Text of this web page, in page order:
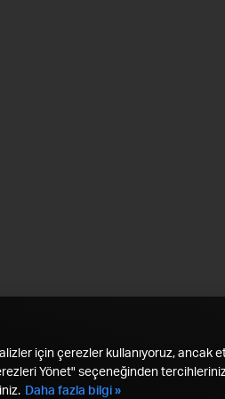
için çerezler kullanıyoruz, ancak
Yönet" seçeneğinden
Daha fazla bilgi »